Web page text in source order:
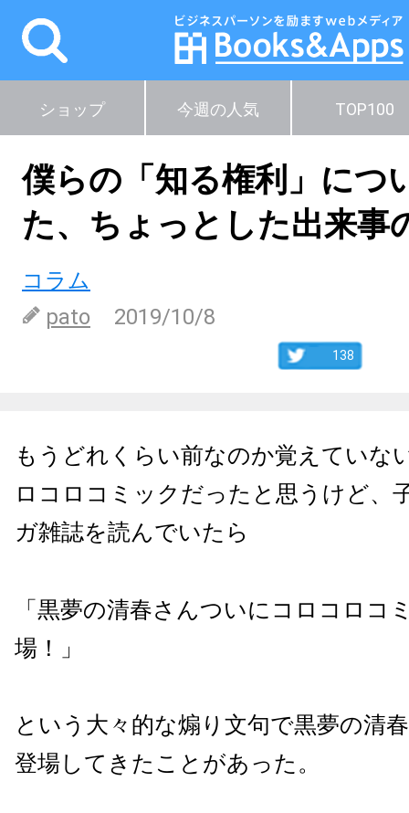
ショップ 今週の人気 TOP100
僕らの「知る権利」につ
た、ちょっとした出来事
コラム
pato
2019/10/8
138
もうどれくらい前なのか覚えていな
ロコロコミックだったと思うけど、
ガ雑誌を読んでいたら
「黒夢の清春さんついにコロコロコ
場！」
という大々的な煽り文句で黒夢の清
登場してきたことがあった。